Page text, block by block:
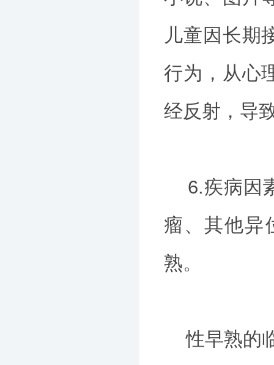
儿童因长期
行为，从心
经反射，导
6.疾病因
瘤、其他异
熟。
性早熟的